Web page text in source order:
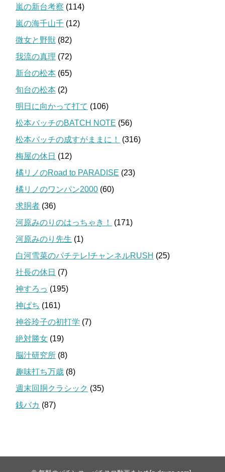
嵐の新台考察 (114)
嵐の海千山千 (12)
微女と野獣 (82)
我流の真理 (72)
新台の松本 (65)
旬台の松本 (2)
明日に向かって打て (106)
松本バッチのBATCH NOTE (56)
松本バッチの成すがままに！
(316)
梅屋の休日 (12)
橘リノのRoad to PARADISE (23)
橘リノのワンパン2000 (60)
求胴者 (36)
河原みのりのはっちゃき！
(171)
河原みのり先生 (1)
白河雪菜のパチテレ!チャンネルRUSH (25)
社長の休日 (7)
神すろっ (195)
神ぱち (161)
神谷玲子の初打学 (7)
絶対勝女 (19)
脳汁研究所 (8)
趣味打ち万歳 (8)
週末回胴クラシック (35)
銭バカ (87)